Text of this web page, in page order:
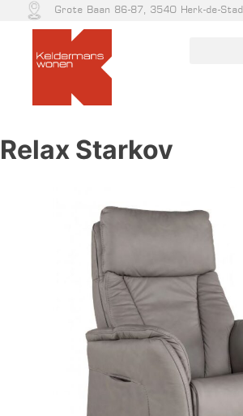
Grote Baan 86-87, 3540 Herk-de-Stad
Relax Starkov